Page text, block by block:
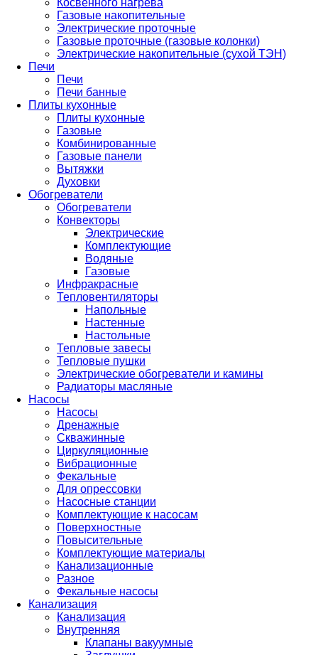
Косвенного нагрева
Газовые накопительные
Электрические проточные
Газовые проточные (газовые колонки)
Электрические накопительные (сухой ТЭН)
Печи
Печи
Печи банные
Плиты кухонные
Плиты кухонные
Газовые
Комбинированные
Газовые панели
Вытяжки
Духовки
Обогреватели
Обогреватели
Конвекторы
Электрические
Комплектующие
Водяные
Газовые
Инфракрасные
Тепловентиляторы
Напольные
Настенные
Настольные
Тепловые завесы
Тепловые пушки
Электрические обогреватели и камины
Радиаторы масляные
Насосы
Насосы
Дренажные
Скважинные
Циркуляционные
Вибрационные
Фекальные
Для опрессовки
Насосные станции
Комплектующие к насосам
Поверхностные
Повысительные
Комплектующие материалы
Канализационные
Разное
Фекальные насосы
Канализация
Канализация
Внутренняя
Клапаны вакуумные